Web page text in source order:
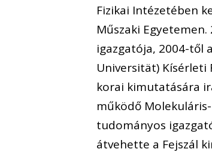
Fizikai Intézetében
Műszaki
igazgatója, 2004-től
Universität) Kísérleti
korai kimutatására
működő
tudományos
átvehette a Fejszál